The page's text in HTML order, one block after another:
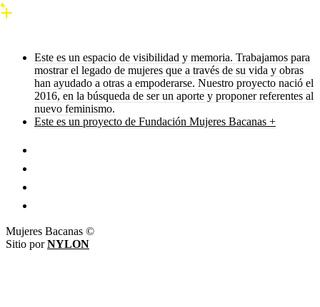
Este es un espacio de visibilidad y memoria. Trabajamos para
mostrar el legado de mujeres que a través de su vida y obras
han ayudado a otras a empoderarse. Nuestro proyecto nació el
2016, en la búsqueda de ser un aporte y proponer referentes al
nuevo feminismo.
Este es un proyecto de Fundación Mujeres Bacanas +
Mujeres Bacanas ©
Sitio porNYLON